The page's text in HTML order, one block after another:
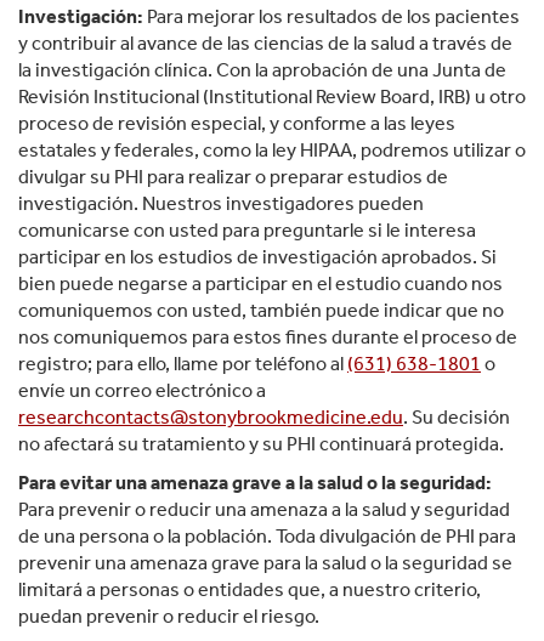
Investigación: Para mejorar los resultados de los pacientes
y contribuir al avance de las ciencias de la salud a través de
la investigación clínica. Con la aprobación de una Junta de
Revisión Institucional (Institutional Review Board, IRB) u otro
proceso de revisión especial, y conforme a las leyes
estatales y federales, como la ley HIPAA, podremos utilizar o
divulgar su PHI para realizar o preparar estudios de
investigación. Nuestros investigadores pueden
comunicarse con usted para preguntarle si le interesa
participar en los estudios de investigación aprobados. Si
bien puede negarse a participar en el estudio cuando nos
comuniquemos con usted, también puede indicar que no
nos comuniquemos para estos fines durante el proceso de
registro; para ello, llame por teléfono al (631) 638-1801 o
envíe un correo electrónico a
researchcontacts@stonybrookmedicine.edu. Su decisión
no afectará su tratamiento y su PHI continuará protegida.
Para evitar una amenaza grave a la salud o la seguridad:
Para prevenir o reducir una amenaza a la salud y seguridad
de una persona o la población. Toda divulgación de PHI para
prevenir una amenaza grave para la salud o la seguridad se
limitará a personas o entidades que, a nuestro criterio,
puedan prevenir o reducir el riesgo.